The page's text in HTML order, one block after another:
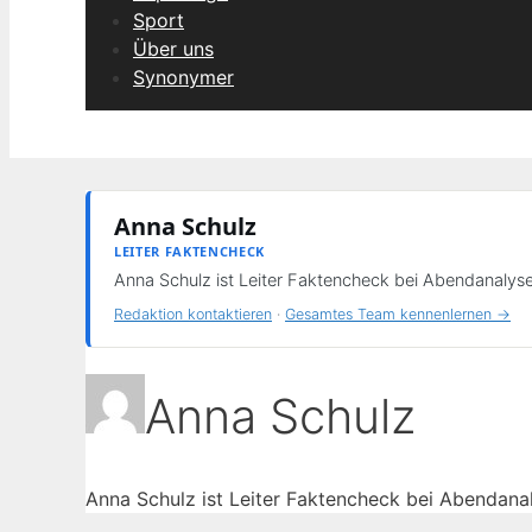
Sport
Über uns
Synonymer
Anna Schulz
LEITER FAKTENCHECK
Anna Schulz ist Leiter Faktencheck bei
Redaktion kontaktieren · Gesamtes Team kennenlernen →
Anna Schulz
Anna Schulz ist Leiter Faktencheck bei